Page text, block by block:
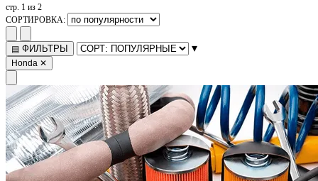
стр. 1 из 2
СОРТИРОВКА:
▤ ФИЛЬТРЫ ▾
Honda ✕